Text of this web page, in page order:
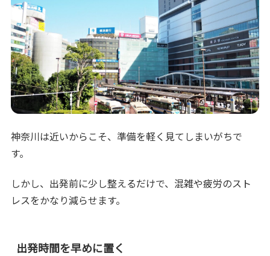
神奈川は近いからこそ、準備を軽く見てしまいがちで
す。
しかし、出発前に少し整えるだけで、混雑や疲労のスト
レスをかなり減らせます。
出発時間を早めに置く